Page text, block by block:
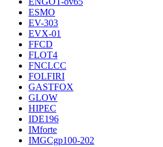
ESMO
EV-303
EVX-01
FFCD
FLOT4
FNCLCC
FOLFIRI
GASTFOX
GLOW
HIPEC
IDE196
IMforte
IMGCgp100-202